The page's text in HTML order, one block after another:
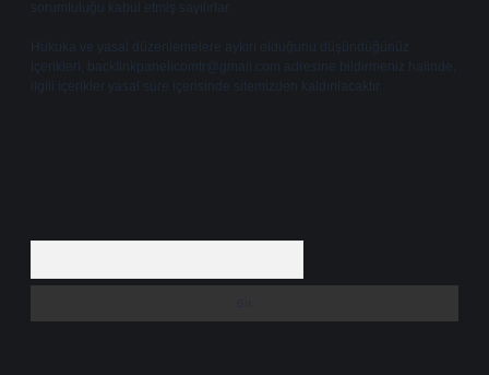
sorumluluğu kabul etmiş sayılırlar.
Hukuka ve yasal düzenlemelere aykırı olduğunu düşündüğünüz
içerikleri,
backlinkpanelicomtr@gmail.com adresine bildirmeniz halinde,
ilgili içerikler yasal süre içerisinde sitemizden kaldırılacaktır.